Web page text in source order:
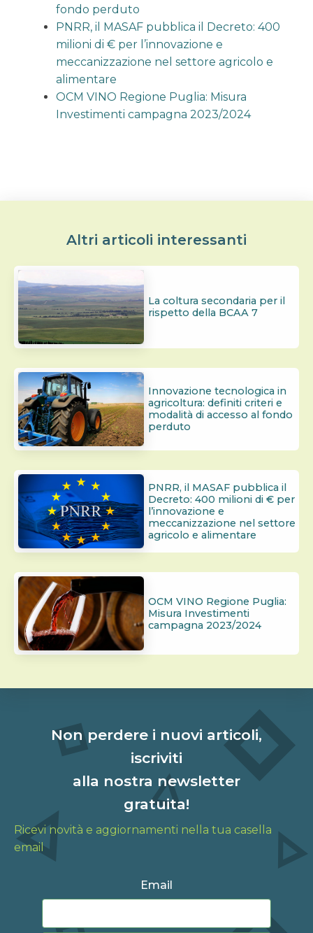
fondo perduto
PNRR, il MASAF pubblica il Decreto: 400
milioni di € per l’innovazione e
meccanizzazione nel settore agricolo e
alimentare
OCM VINO Regione Puglia: Misura
Investimenti campagna 2023/2024
Altri articoli interessanti
La coltura secondaria per il
rispetto della BCAA 7
Innovazione tecnologica in
agricoltura: definiti criteri e
modalità di accesso al fondo
perduto
PNRR, il MASAF pubblica il
Decreto: 400 milioni di € per
l’innovazione e
meccanizzazione nel settore
agricolo e alimentare
OCM VINO Regione Puglia:
Misura Investimenti
campagna 2023/2024
Non perdere i nuovi articoli,
iscriviti
alla nostra newsletter
gratuita!
Ricevi novità e aggiornamenti nella tua casella
email
Email